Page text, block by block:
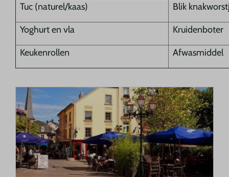
Tuc (naturel/kaas) Blik
Yoghurt en vla Kruidenboter
Keukenrollen Afwasmiddel